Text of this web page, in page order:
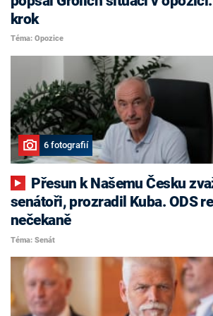
krok
Téma: Opozice
6 fotografií
senátoři, prozradil Kuba. ODS
nečekaně
Téma: Senát